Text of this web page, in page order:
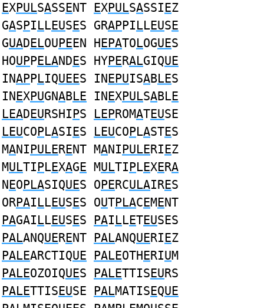
EXPULSASSENT EXPULSASSIEZ
GASPILLEUSES GRAPPILLEUSE
GUADELOUPEEN HEPATOLOGUES
HOUPPELANDES HYPERALGIQUE
INAPPLIQUEES INEPUISABLES
INEXPUGNABLE INEXPULSABLE
LEADEURSHIPS LEPROMATEUSE
LEUCOPLASIES LEUCOPLASTES
MANIPULERENT MANIPULERIEZ
MULTIPLEXAGE MULTIPLEXERA
NEOPLASIQUES OPERCULAIRES
ORPAILLEUSES OUTPLACEMENT
PAGAILLEUSES PAILLETEUSES
PALANQUERENT PALANQUERIEZ
PALEARCTIQUE PALEOTHERIUM
PALEOZOIQUES PALETTISEURS
PALETTISEUSE PALMATISEQUE